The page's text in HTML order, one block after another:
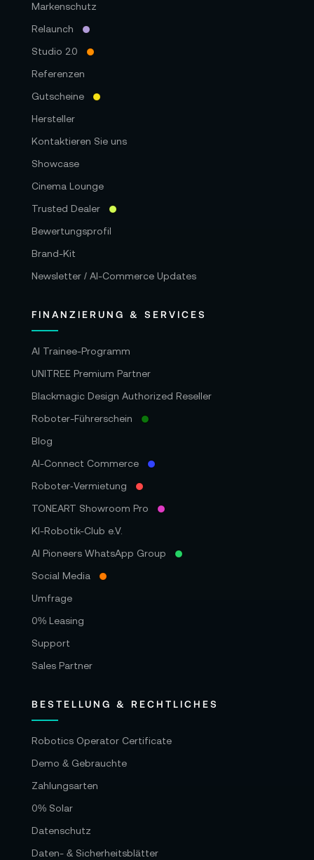
Markenschutz
Relaunch
Studio 2.0
Referenzen
Gutscheine
Hersteller
Kontaktieren Sie uns
Showcase
Cinema Lounge
Trusted Dealer
Bewertungsprofil
Brand-Kit
Newsletter / AI-Commerce Updates
FINANZIERUNG & SERVICES
AI Trainee-Programm
UNITREE Premium Partner
Blackmagic Design Authorized Reseller
Roboter-Führerschein
Blog
AI-Connect Commerce
Roboter‑Vermietung
TONEART Showroom Pro
KI-Robotik-Club e.V.
AI Pioneers WhatsApp Group
Social Media
Umfrage
0% Leasing
Support
Sales Partner
BESTELLUNG & RECHTLICHES
Robotics Operator Certificate
Demo & Gebrauchte
Zahlungsarten
0% Solar
Datenschutz
Daten- & Sicherheitsblätter